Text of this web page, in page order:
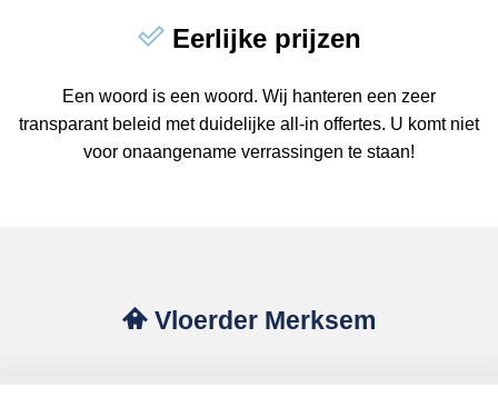
Eerlijke prijzen
Een woord is een woord. Wij hanteren een zeer
transparant beleid met duidelijke all-in offertes. U komt niet
voor onaangename verrassingen te staan!
Vloerder Merksem